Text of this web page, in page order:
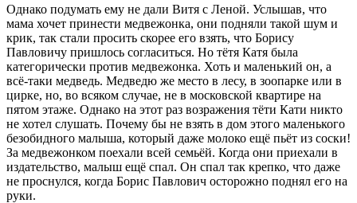
Однако подумать ему не дали Витя с Леной. Услышав, что
мама хочет принести медвежонка, они подняли такой шум и
крик, так стали просить скорее его взять, что Борису
Павловичу пришлось согласиться. Но тётя Катя была
категорически против медвежонка. Хоть и маленький он, а
всё-таки медведь. Медведю же место в лесу, в зоопарке или в
цирке, но, во всяком случае, не в московской квартире на
пятом этаже. Однако на этот раз возражения тёти Кати никто
не хотел слушать. Почему бы не взять в дом этого маленького
безобидного малыша, который даже молоко ещё пьёт из соски!
За медвежонком поехали всей семьёй. Когда они приехали в
издательство, малыш ещё спал. Он спал так крепко, что даже
не проснулся, когда Борис Павлович осторожно поднял его на
руки.